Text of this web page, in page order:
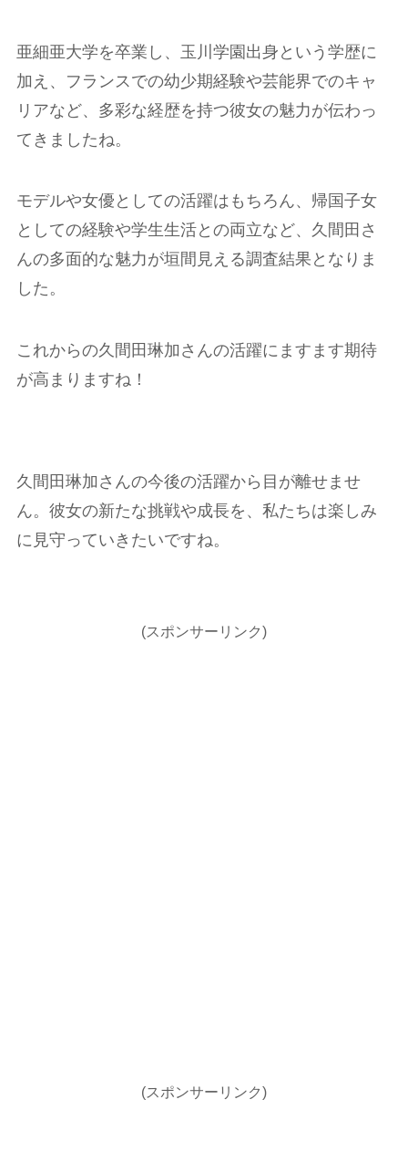
亜細亜大学を卒業し、玉川学園出身という学歴に
加え、フランスでの幼少期経験や芸能界でのキャ
リアなど、多彩な経歴を持つ彼女の魅力が伝わっ
てきましたね。
モデルや女優としての活躍はもちろん、帰国子女
としての経験や学生生活との両立など、久間田さ
んの多面的な魅力が垣間見える調査結果となりま
した。
これからの久間田琳加さんの活躍にますます期待
が高まりますね！
久間田琳加さんの今後の活躍から目が離せませ
ん。彼女の新たな挑戦や成長を、私たちは楽しみ
に見守っていきたいですね。
(スポンサーリンク)
(スポンサーリンク)